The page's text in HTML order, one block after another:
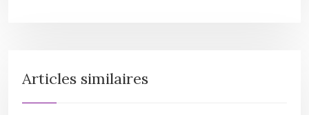
Articles similaires